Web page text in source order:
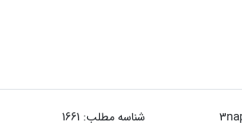
شناسه مطلب: 1661